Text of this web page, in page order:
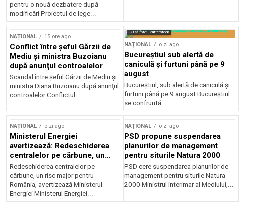
pentru o nouă dezbatere după
modificări Proiectul de lege...
NAȚIONAL 15 ore ago
Conflict între şeful Gărzii de
Mediu şi ministra Buzoianu
după anunţul controalelor
Scandal între şeful Gărzii de Mediu şi
ministra Diana Buzoianu după anunţul
controalelor Conflictul...
Sursă foto: Shutterstock
NAȚIONAL o zi ago
Bucureștiul sub alertă de
caniculă și furtuni până pe 9
august
Bucureștiul, sub alertă de caniculă și
furtuni până pe 9 august Bucureștiul
se confruntă...
NAȚIONAL o zi ago
Ministerul Energiei
avertizează: Redeschiderea
centralelor pe cărbune, un
risc major pentru România
Redeschiderea centralelor pe
cărbune, un risc major pentru
România, avertizează Ministerul
Energiei Ministerul Energiei...
NAȚIONAL o zi ago
PSD propune suspendarea
planurilor de management
pentru siturile Natura 2000
PSD cere suspendarea planurilor de
management pentru siturile Natura
2000 Ministrul interimar al Mediului,...